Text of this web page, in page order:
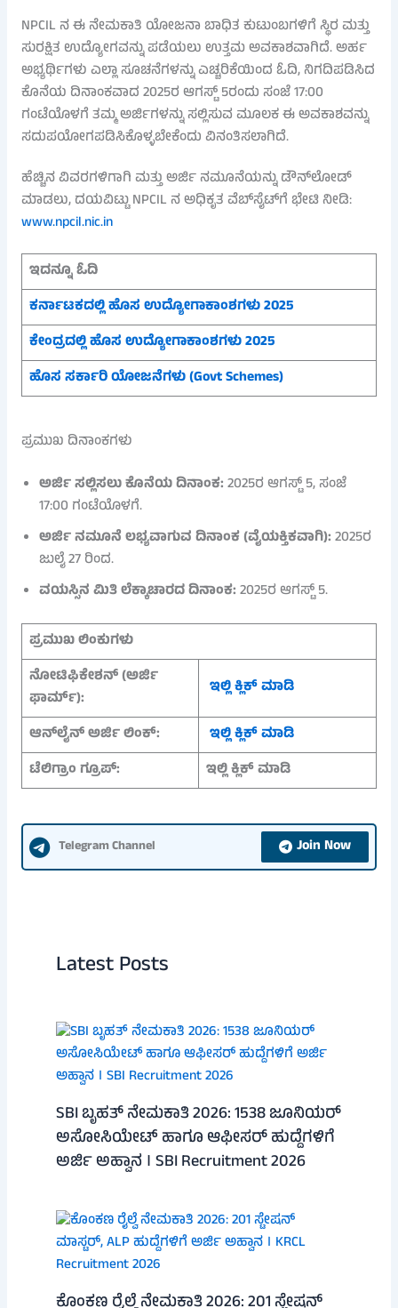
NPCIL ನ ಈ ನೇಮಕಾತಿ ಯೋಜನಾ ಬಾಧಿತ ಕುಟುಂಬಗಳಿಗೆ ಸ್ಥಿರ ಮತ್ತು
ಸುರಕ್ಷಿತ ಉದ್ಯೋಗವನ್ನು ಪಡೆಯಲು ಉತ್ತಮ ಅವಕಾಶವಾಗಿದೆ. ಅರ್ಹ
ಅಭ್ಯರ್ಥಿಗಳು ಎಲ್ಲಾ ಸೂಚನೆಗಳನ್ನು ಎಚ್ಚರಿಕೆಯಿಂದ ಓದಿ, ನಿಗದಿಪಡಿಸಿದ
ಕೊನೆಯ ದಿನಾಂಕವಾದ 2025ರ ಆಗಸ್ಟ್ 5ರಂದು ಸಂಜೆ 17:00
ಗಂಟೆಯೊಳಗೆ ತಮ್ಮ ಅರ್ಜಿಗಳನ್ನು ಸಲ್ಲಿಸುವ ಮೂಲಕ ಈ ಅವಕಾಶವನ್ನು
ಸದುಪಯೋಗಪಡಿಸಿಕೊಳ್ಳಬೇಕೆಂದು ವಿನಂತಿಸಲಾಗಿದೆ.
ಹೆಚ್ಚಿನ ವಿವರಗಳಿಗಾಗಿ ಮತ್ತು ಅರ್ಜಿ ನಮೂನೆಯನ್ನು ಡೌನ್‌ಲೋಡ್
ಮಾಡಲು, ದಯವಿಟ್ಟು NPCIL ನ ಅಧಿಕೃತ ವೆಬ್‌ಸೈಟ್‌ಗೆ ಭೇಟಿ ನೀಡಿ:
www.npcil.nic.in
ಇದನ್ನೂ ಓದಿ
ಕರ್ನಾಟಕದಲ್ಲಿ ಹೊಸ ಉದ್ಯೋಗಾಕಾಂಶಗಳು 2025
ಕೇಂದ್ರದಲ್ಲಿ ಹೊಸ ಉದ್ಯೋಗಾಕಾಂಶಗಳು 2025
ಹೊಸ ಸರ್ಕಾರಿ ಯೋಜನೆಗಳು (Govt Schemes)
ಪ್ರಮುಖ ದಿನಾಂಕಗಳು
ಅರ್ಜಿ ಸಲ್ಲಿಸಲು ಕೊನೆಯ ದಿನಾಂಕ:2025ರ ಆಗಸ್ಟ್ 5, ಸಂಜೆ
17:00 ಗಂಟೆಯೊಳಗೆ.
ಅರ್ಜಿ ನಮೂನೆ ಲಭ್ಯವಾಗುವ ದಿನಾಂಕ (ವೈಯಕ್ತಿಕವಾಗಿ):2025ರ
ಜುಲೈ 27 ರಿಂದ.
ವಯಸ್ಸಿನ ಮಿತಿ ಲೆಕ್ಕಾಚಾರದ ದಿನಾಂಕ:2025ರ ಆಗಸ್ಟ್ 5.
ಪ್ರಮುಖ ಲಿಂಕುಗಳು
ನೋಟಿಫಿಕೇಶನ್(ಅರ್ಜಿ
ಫಾರ್ಮ್): ಇಲ್ಲಿ ಕ್ಲಿಕ್ ಮಾಡಿ
ಆನ್‌ಲೈನ್ ಅರ್ಜಿ ಲಿಂಕ್:
ಇಲ್ಲಿ ಕ್ಲಿಕ್ ಮಾಡಿ
ಟೆಲಿಗ್ರಾಂ ಗ್ರೂಪ್:
ಇಲ್ಲಿ ಕ್ಲಿಕ್ ಮಾಡಿ
Telegram Channel Join Now
Latest Posts
SBI ಬೃಹತ್ ನೇಮಕಾತಿ 2026: 1538 ಜೂನಿಯರ್
ಅಸೋಸಿಯೇಟ್ ಹಾಗೂ ಆಫೀಸರ್ ಹುದ್ದೆಗಳಿಗೆ
ಅರ್ಜಿ ಅಹ್ವಾನ । SBI Recruitment 2026